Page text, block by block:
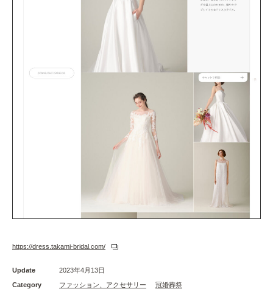
https://dress.takami-bridal.com/
Update
2023年4月13日
Category
ファッション、アクセサリー
冠婚葬祭